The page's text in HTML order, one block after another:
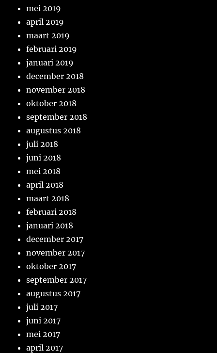
mei 2019
april 2019
maart 2019
februari 2019
januari 2019
december 2018
november 2018
oktober 2018
september 2018
augustus 2018
juli 2018
juni 2018
mei 2018
april 2018
maart 2018
februari 2018
januari 2018
december 2017
november 2017
oktober 2017
september 2017
augustus 2017
juli 2017
juni 2017
mei 2017
april 2017